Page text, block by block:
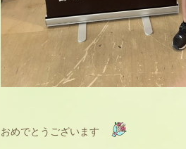
おめでとうございます